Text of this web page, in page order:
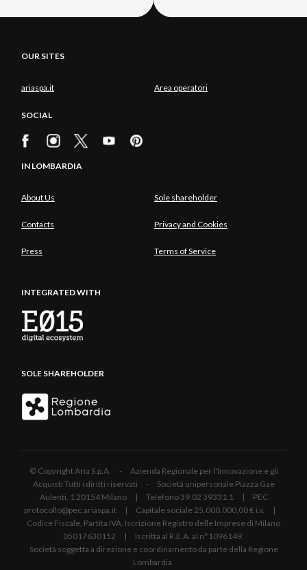
OUR SITES
ariaspa.it Area operatori
SOCIAL
IN LOMBARDIA
About Us Sole shareholder
Contacts Privacy and Cookies
Press Terms of Service
INTEGRATED WITH
SOLE SHAREHOLDER
© Copyright Aria S.p.A. - Azienda Regionale per l'Innovazione e gli
Acquisti Tutti i diritti riservati - Società unipersonale Piazza Gae
Aulenti, 1 20154 Milano | Telefono 39.02 39331.1 | PEC
protocollo@pec.ariaspa.it | Capitale sociale 25.000.000,00 € i.v. |
Codice Fiscale, Partita IVA, Iscrizione Registro delle Imprese di Milano
05017630152 | Iscritta al R.E.A. al n°1096149.
Società soggetta a direzione e coordinamento da parte della Regione
Lombardia.